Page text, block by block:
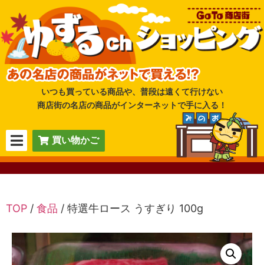
いつも買っている商品や、普段は遠くて行けない
商店街の名店の商品がインターネットで手に入る！
買い物かご
TOP / 食品 / 特選牛ロース うすぎり 100g